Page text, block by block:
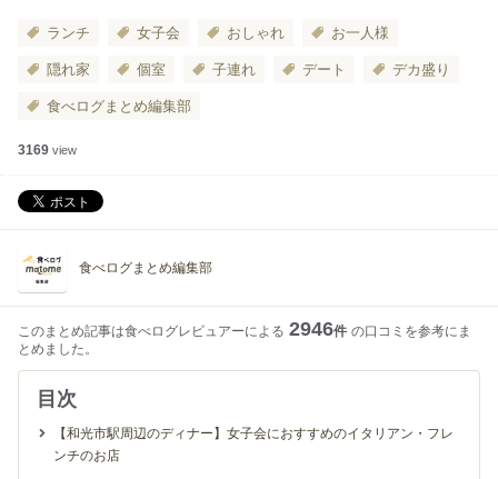
ランチ 女子会 おしゃれ お一人様
隠れ家 個室 子連れ デート デカ盛り
食べログまとめ編集部
3169 view
食べログまとめ編集部
このまとめ記事は食べログレビュアーによる 2946件 の口コミを参考にま
とめました。
目次
【和光市駅周辺のディナー】女子会におすすめのイタリアン・フレ
ンチのお店